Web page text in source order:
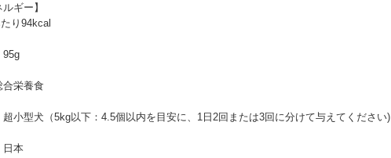
ルギー】
り94kcal
95g
合栄養食
超小型犬（5kg以下：4.5個以内を目安に、1日2回または3回に分けて与えてください)
日本